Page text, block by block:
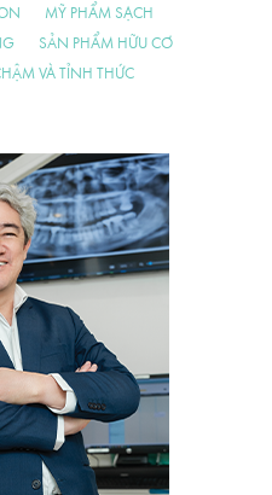
MỸ PHẨM SẠCH
SẢN PHẨM HỮU CƠ
VÀ TỈNH THỨC